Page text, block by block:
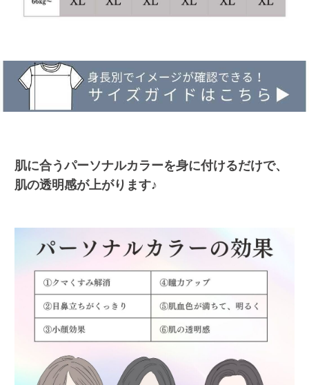
肌に合うパーソナルカラーを身に付けるだけで、
肌の透明感が上がります♪